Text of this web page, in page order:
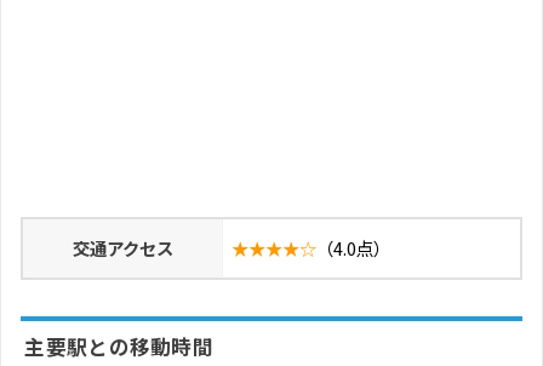
交通アクセス ★★★★☆ （4.0点）
主要駅との移動時間